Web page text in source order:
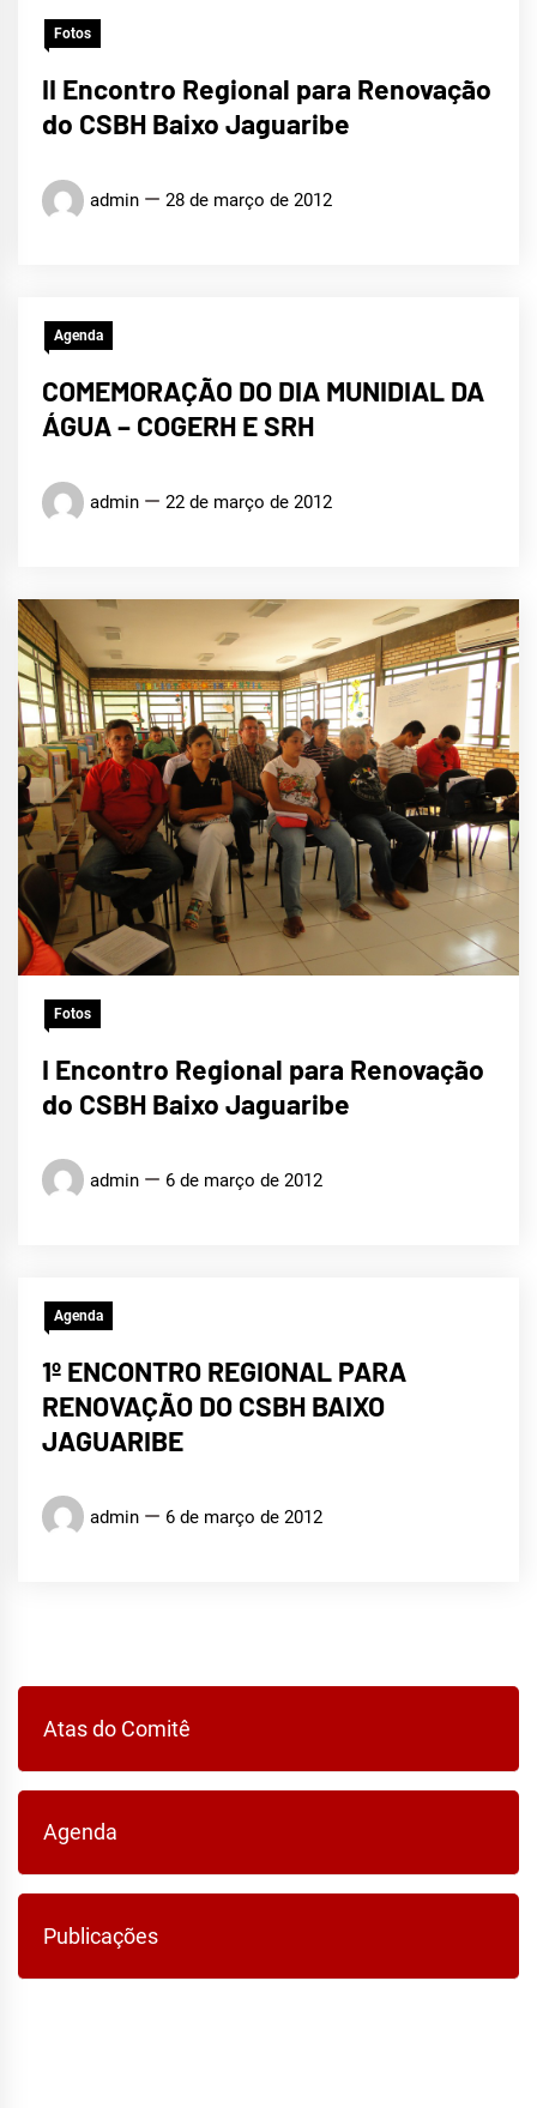
Fotos
II Encontro Regional para Renovação
do CSBH Baixo Jaguaribe
admin 28 de março de 2012
Agenda
COMEMORAÇÃO DO DIA MUNIDIAL DA
ÁGUA – COGERH E SRH
admin 22 de março de 2012
Fotos
I Encontro Regional para Renovação
do CSBH Baixo Jaguaribe
admin 6 de março de 2012
Agenda
1º ENCONTRO REGIONAL PARA
RENOVAÇÃO DO CSBH BAIXO
JAGUARIBE
admin 6 de março de 2012
Atas do Comitê
Agenda
Publicações